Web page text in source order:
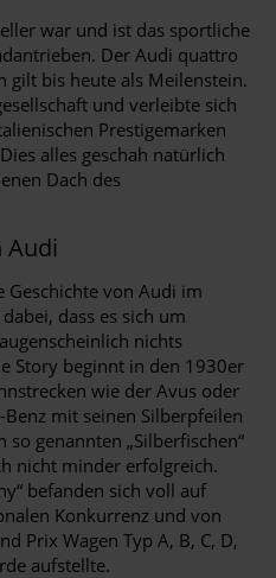
war und ist das sportliche
Der Audi quattro
gilt bis heute als Meilenstein.
und verleibte sich
Prestigemarken
alles geschah natürlich
Dach des
Audi
Geschichte von Audi im
dass es sich um
nichts
Story beginnt in den 1930er
wie der Avus oder
mit seinen Silberpfeilen
genannten „Silberfischen“
nicht minder erfolgreich.
befanden sich voll auf
Konkurrenz und von
Prix Wagen Typ A, B, C, D,
aufstellte.